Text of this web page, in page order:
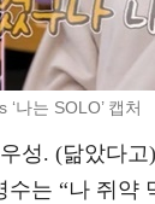
나는 SOLO’ 캡처
성. (닮았다
는 “나 쥐약